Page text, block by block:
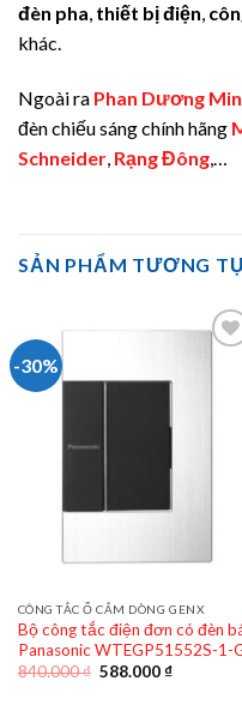
đèn pha, thiết bị điện,
khác.
Ngoài ra Phan Dương
đèn chiếu sáng chính hãng
Schneider, Rạng Đông,…
SẢN PHẨM TƯƠNG
-30%
CÔNG TẮC Ổ CẮM DÒNG GENX
Bộ công tắc điện đơn có đèn
Panasonic WTEGP51552S-1-
840.000₫ Giá
588.000₫Giá